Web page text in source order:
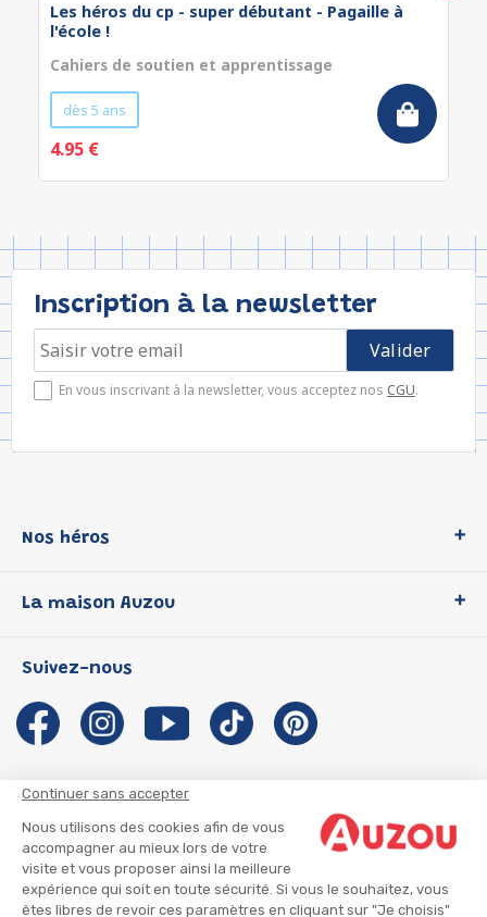
Continuer sans accepter
Nous utilisons des cookies afin de vous
accompagner au mieux lors de votre
visite et vous proposer ainsi la meilleure
expérience qui soit en toute sécurité. Si vous le souhaitez, vous
êtes libres de revoir ces paramètres en cliquant sur "Je choisis"
Les héros du cp - super débutant - Pagaille à
l'école !
Cahiers de soutien et apprentissage
dès 5 ans
4.95 €
Inscription à la newsletter
En vous inscrivant à la newsletter, vous acceptez nos CGU.
Nos héros
P'tit Loup
Les Influenceuses
Migali
Petite Taupe
La maison Auzou
Notre histoire
Auzou s'engage
Auteurs et illustrateurs Auzou
Suivre mon colis
Infos consommateur
Suivez-nous
CGU
CGV
Mentions légales